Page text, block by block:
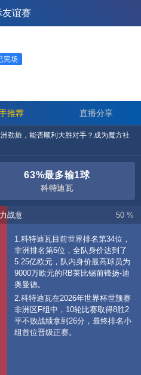
友谊赛
完场
推荐 直播分享
劲旅，能否顺利大胜对手？成为魔方社
63%最多输1球
科特迪瓦
战意 50 %
1.科特迪瓦目前世界排名第34位，
非洲排名第6位，全队身价达到了
5.25亿欧元，队内身价最高球员为
9000万欧元的RB莱比锡前锋扬-迪
奥曼德。
2.科特迪瓦在2026年世界杯世预赛
非洲区F组中，10轮比赛取得8胜2
平不败战绩拿到26分，最终排名小
组首位晋级正赛。